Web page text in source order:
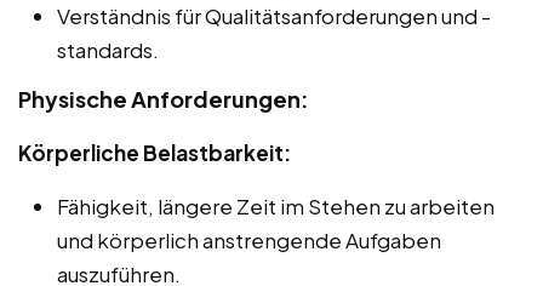
Verständnis für Qualitätsanforderungen und -
standards.
Physische Anforderungen:
Körperliche Belastbarkeit:
Fähigkeit, längere Zeit im Stehen zu arbeiten
und körperlich anstrengende Aufgaben
auszuführen.